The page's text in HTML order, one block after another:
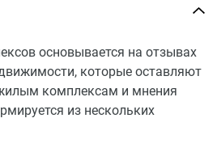
воды, теплоснабжения
куда и как их спрятать и
снять Управляющая
вас от повседневных дел.
выполнена в полу
Для оптимизации
основывается на отзывах
которые оставляют
комплексам и мнения
из нескольких